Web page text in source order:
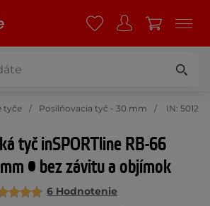
tyče Posilňovacia tyč - 30 mm IN: 5012
tyč inSPORTline RB-66
• bez závitu a objímok
6 Hodnotenie